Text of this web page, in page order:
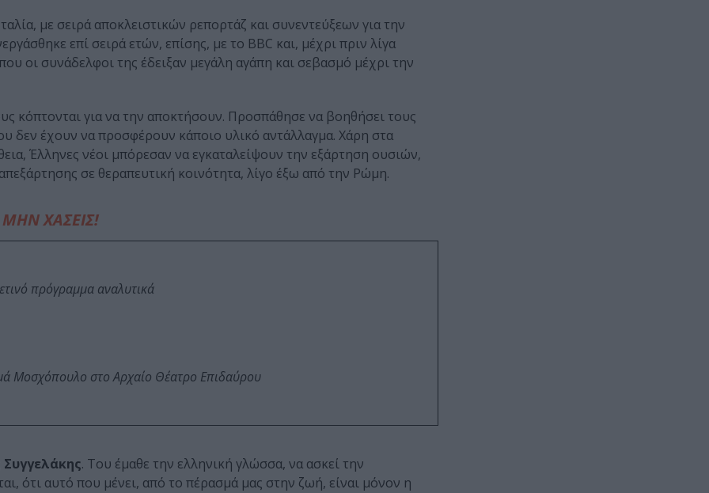
με σειρά αποκλειστικών ρεπορτάζ και συνεντεύξεων για την
επί σειρά ετών, επίσης, με το BBC και, μέχρι πριν λίγα
οι συνάδελφοι της έδειξαν μεγάλη αγάπη και σεβασμό μέχρι την
κόπτονται για να την αποκτήσουν. Προσπάθησε να βοηθήσει τους
δεν έχουν να προσφέρουν κάποιο υλικό αντάλλαγμα. Χάρη στα
Έλληνες νέοι μπόρεσαν να εγκαταλείψουν την εξάρτηση ουσιών,
σε θεραπευτική κοινότητα, λίγο έξω από την Ρώμη.
ΜΗΝ ΧΑΣΕΙΣ!
πρόγραμμα αναλυτικά
Μοσχόπουλο στο Αρχαίο Θέατρο Επιδαύρου
. Του έμαθε την ελληνική γλώσσα, να ασκεί την
ότι αυτό που μένει, από το πέρασμά μας στην ζωή, είναι μόνον η